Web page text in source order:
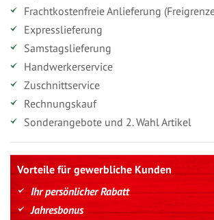
Frachtkostenfreie Anlieferung
Expresslieferung
Samstagslieferung
Handwerkerservice
Zuschnittservice
Rechnungskauf
Sonderangebote und 2. Wahl Artikel
Vorteile für gewerbliche Kunden
Ihr persönlicher Rabatt
Jahresbonus